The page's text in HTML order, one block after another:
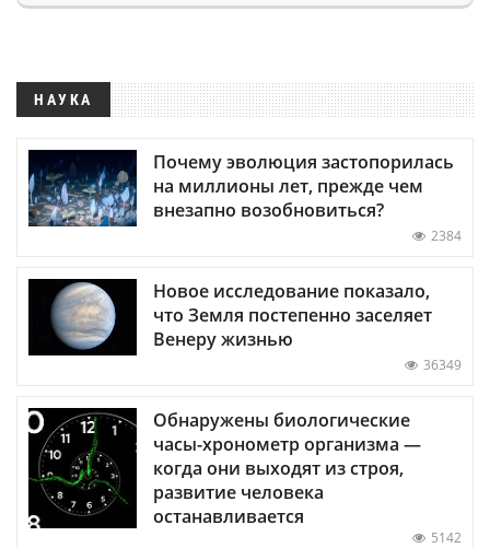
НАУКА
Почему эволюция застопорилась
на миллионы лет, прежде чем
внезапно возобновиться?
2384
Новое исследование показало,
что Земля постепенно заселяет
Венеру жизнью
36349
Обнаружены биологические
часы-хронометр организма —
когда они выходят из строя,
развитие человека
останавливается
5142